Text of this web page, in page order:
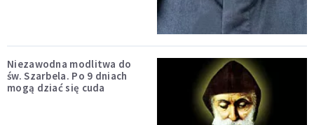
Niezawodna modlitwa do
św. Szarbela. Po 9 dniach
mogą dziać się cuda